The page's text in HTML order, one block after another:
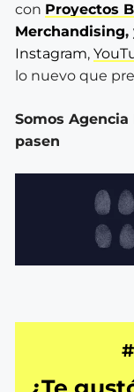
con Proyectos
Merchandising,
Instagram,
lo nuevo que
Somos Agencia
pasen